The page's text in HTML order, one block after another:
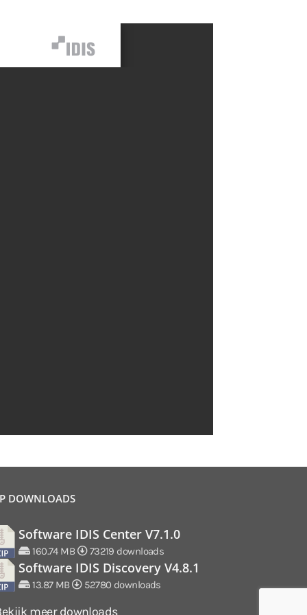
DOWNLOADS
Software IDIS Center V7.1.0
160.74 MB 73219 downloads
Software IDIS Discovery V4.8.1
13.87 MB 52780 downloads
meer downloads